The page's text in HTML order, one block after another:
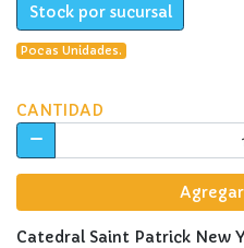
Stock por sucursal
Pocas Unidades.
CANTIDAD
Catedral Saint Patrick New